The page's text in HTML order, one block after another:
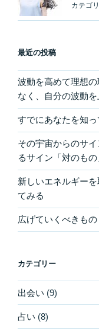
カテゴ
最近の投稿
波動を高めて理想
なく、自分の波動を
すでにあなたを知
その宇宙からのサ
るサイン「対のもの
新しいエネルギー
てみる
広げていくべきも
カテゴリー
出会い (9)
占い (8)